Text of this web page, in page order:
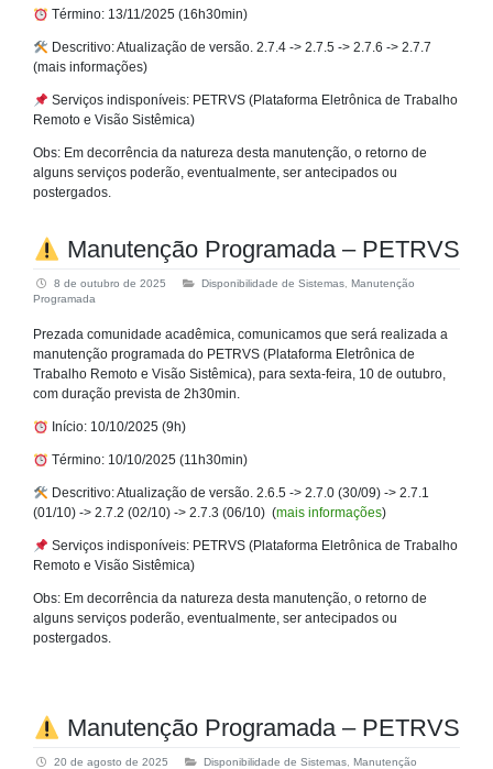
Término: 13/11/2025 (16h30min)
Descritivo: Atualização de versão. 2.7.4 -> 2.7.5 -> 2.7.6 -> 2.7.7
(mais informações)
Serviços indisponíveis: PETRVS (Plataforma Eletrônica de Trabalho
Remoto e Visão Sistêmica)
Obs: Em decorrência da natureza desta manutenção, o retorno de
alguns serviços poderão, eventualmente, ser antecipados ou
postergados.
Manutenção Programada – PETRVS
8 de outubro de 2025 Disponibilidade de Sistemas Manutenção
Programada
Prezada comunidade acadêmica, comunicamos que será realizada a
manutenção programada do PETRVS (Plataforma Eletrônica de
Trabalho Remoto e Visão Sistêmica), para sexta-feira, 10 de outubro,
com duração prevista de 2h30min.
Início: 10/10/2025 (9h)
Término: 10/10/2025 (11h30min)
Descritivo: Atualização de versão. 2.6.5 -> 2.7.0 (30/09) -> 2.7.1
(01/10) -> 2.7.2 (02/10) -> 2.7.3 (06/10) (mais informações)
Serviços indisponíveis: PETRVS (Plataforma Eletrônica de Trabalho
Remoto e Visão Sistêmica)
Obs: Em decorrência da natureza desta manutenção, o retorno de
alguns serviços poderão, eventualmente, ser antecipados ou
postergados.
Manutenção Programada – PETRVS
20 de agosto de 2025 Disponibilidade de Sistemas Manutenção